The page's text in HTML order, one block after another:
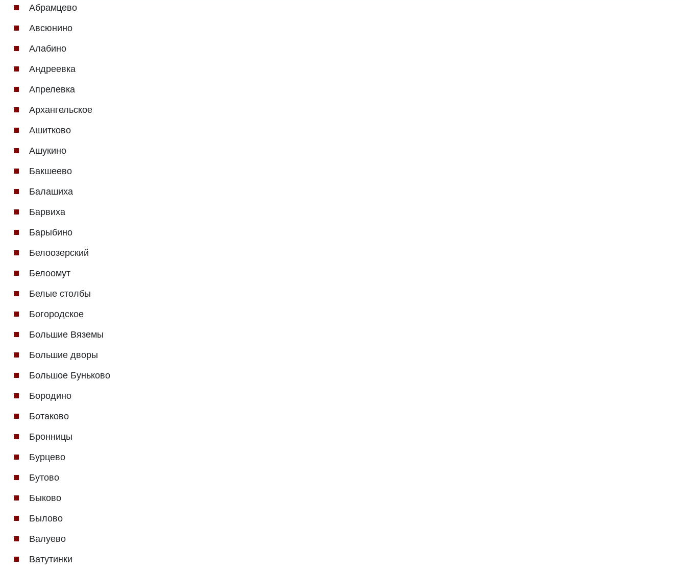
Абрамцево
Авсюнино
Алабино
Андреевка
Апрелевка
Архангельское
Ашитково
Ашукино
Бакшеево
Балашиха
Барвиха
Барыбино
Белоозерский
Белоомут
Белые столбы
Богородское
Большие Вяземы
Большие дворы
Большое Буньково
Бородино
Ботаково
Бронницы
Бурцево
Бутово
Быково
Былово
Валуево
Ватутинки